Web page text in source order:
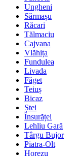
Ungheni
Sărmașu
Răcari
Tălmaciu
Cajvana
Vlăhița
Fundulea
Livada
Făget
Teiuș
Bicaz
Ștei
Însurăței
Lehliu Gară
Târgu Bujor
Piatra-Olt
Horezu